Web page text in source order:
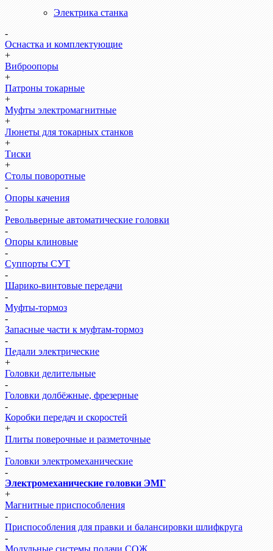
Электрика станка
-
Оснастка и комплектующие
+
Виброопоры
+
Патроны токарные
+
Муфты электромагнитные
+
Люнеты для токарных станков
+
Тиски
+
Столы поворотные
-
Опоры качения
-
Револьверные автоматические головки
-
Опоры клиновые
-
Суппорты СУТ
-
Шарико-винтовые передачи
-
Муфты-тормоз
-
Запасные части к муфтам-тормоз
-
Педали электрические
+
Головки делительные
-
Головки долбёжные, фрезерные
-
Коробки передач и скоростей
+
Плиты поверочные и разметочные
-
Головки электромеханические
-
Электромеханические головки ЭМГ
+
Магнитные приспособления
-
Приспособления для правки и балансировки шлифкруга
-
Модульные системы подачи СОЖ